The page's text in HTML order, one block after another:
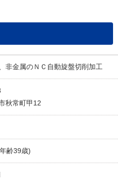
非金属のＮＣ自動旋盤切削加工
秋常町甲12
齢39歳)